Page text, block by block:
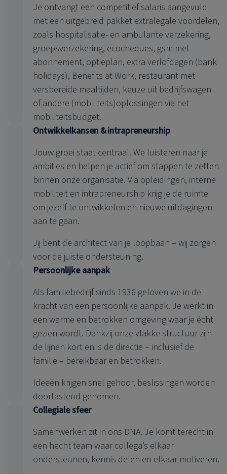
Je ontvangt een competitief salaris aangevuld
met een uitgebreid pakket extralegale voordelen,
zoals hospitalisatie- en ambulante verzekering,
groepsverzekering, ecocheques, gsm met
abonnement, optieplan, extra verlofdagen (bank
holidays), Benefits at Work, restaurant met
versbereide maaltijden, keuze uit bedrijfswagen
of andere (mobiliteits)oplossingen via het
mobiliteitsbudget.
Ontwikkelkansen & intrapreneurship
Jouw groei staat centraal. We luisteren naar je
ambities en helpen je actief om stappen te zetten
binnen onze organisatie. Via opleidingen, interne
mobiliteit en intrapreneurship krijg je de ruimte
om jezelf te ontwikkelen en nieuwe uitdagingen
aan te gaan.
Jij bent de architect van je loopbaan – wij zorgen
voor de juiste ondersteuning.
Persoonlijke aanpak
Als familiebedrijf sinds 1936 geloven we in de
kracht van een persoonlijke aanpak. Je werkt in
een warme en betrokken omgeving waar je écht
gezien wordt. Dankzij onze vlakke structuur zijn
de lijnen kort en is de directie – inclusief de
familie – bereikbaar en betrokken.
Ideeën krijgen snel gehoor, beslissingen worden
doortastend genomen.
Collegiale sfeer
Samenwerken zit in ons DNA. Je komt terecht in
een hecht team waar collega’s elkaar
ondersteunen, kennis delen en elkaar motiveren.